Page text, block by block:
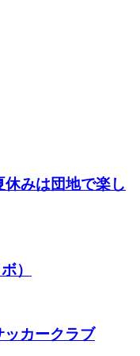
みは団地で楽し
）
カークラブ